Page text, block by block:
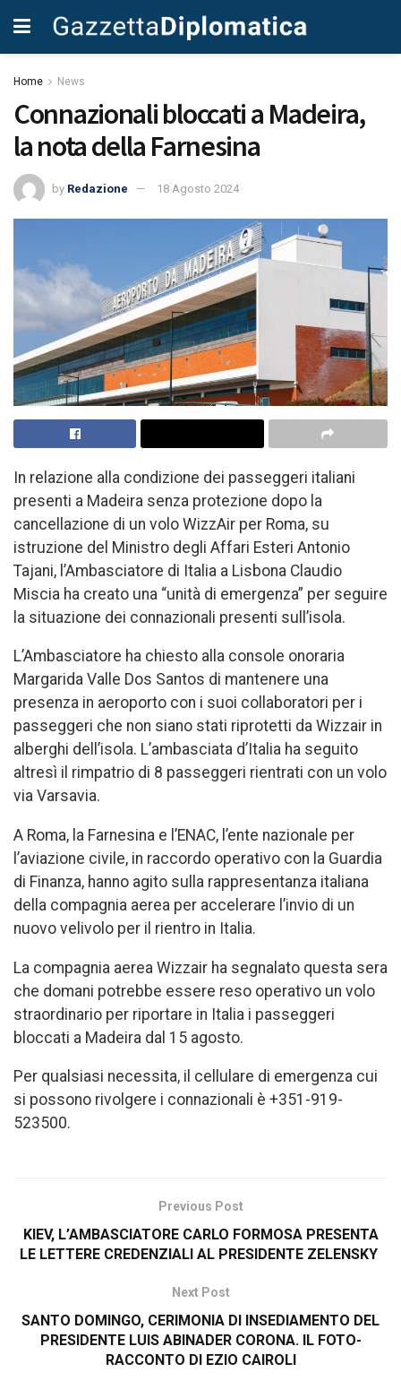
Home News
Connazionali bloccati a Madeira,
la nota della Farnesina
by Redazione 18 Agosto 2024
In relazione alla condizione dei passeggeri italiani
presenti a Madeira senza protezione dopo la
cancellazione di un volo WizzAir per Roma, su
istruzione del Ministro degli Affari Esteri Antonio
Tajani, l’Ambasciatore di Italia a Lisbona Claudio
Miscia ha creato una “unità di emergenza” per seguire
la situazione dei connazionali presenti sull’isola.
L’Ambasciatore ha chiesto alla console onoraria
Margarida Valle Dos Santos di mantenere una
presenza in aeroporto con i suoi collaboratori per i
passeggeri che non siano stati riprotetti da Wizzair in
alberghi dell’isola. L’ambasciata d’Italia ha seguito
altresì il rimpatrio di 8 passeggeri rientrati con un volo
via Varsavia.
A Roma, la Farnesina e l’ENAC, l’ente nazionale per
l’aviazione civile, in raccordo operativo con la Guardia
di Finanza, hanno agito sulla rappresentanza italiana
della compagnia aerea per accelerare l’invio di un
nuovo velivolo per il rientro in Italia.
La compagnia aerea Wizzair ha segnalato questa sera
che domani potrebbe essere reso operativo un volo
straordinario per riportare in Italia i passeggeri
bloccati a Madeira dal 15 agosto.
Per qualsiasi necessita, il cellulare di emergenza cui
si possono rivolgere i connazionali è +351-919-
523500.
Previous Post
KIEV, L’AMBASCIATORE CARLO FORMOSA PRESENTA
LE LETTERE CREDENZIALI AL PRESIDENTE ZELENSKY
Next Post
SANTO DOMINGO, CERIMONIA DI INSEDIAMENTO DEL
PRESIDENTE LUIS ABINADER CORONA. IL FOTO-
RACCONTO DI EZIO CAIROLI